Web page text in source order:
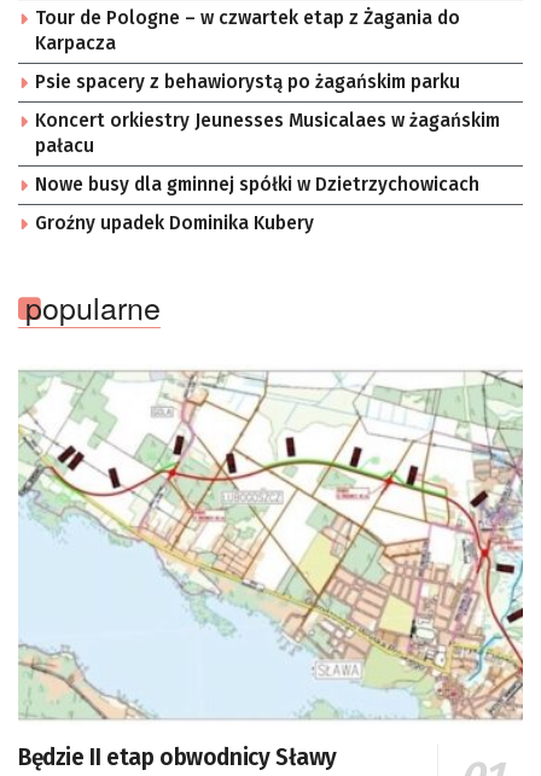
Tour de Pologne – w czwartek etap z Żagania do
Karpacza
Psie spacery z behawiorystą po żagańskim parku
Koncert orkiestry Jeunesses Musicalaes w żagańskim
pałacu
Nowe busy dla gminnej spółki w Dzietrzychowicach
Groźny upadek Dominika Kubery
popularne
Będzie II etap obwodnicy Sławy